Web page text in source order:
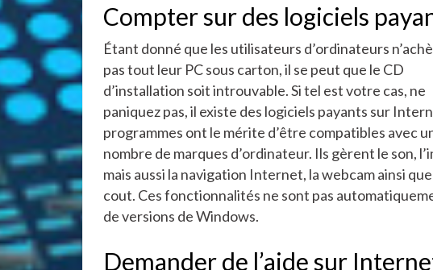
Compter sur des logiciels
Étant donné que les utilisateurs d’ordinateurs
pas tout leur PC sous carton, il se peut que le CD
d’installation soit introuvable. Si tel est votre cas, ne
paniquez pas, il existe des logiciels payants sur
programmes ont le mérite d’être compatibles avec
nombre de marques d’ordinateur. Ils gèrent le son,
mais aussi la navigation Internet, la webcam ainsi
cout. Ces fonctionnalités ne sont pas
de versions de Windows.
Demander de l’aide sur